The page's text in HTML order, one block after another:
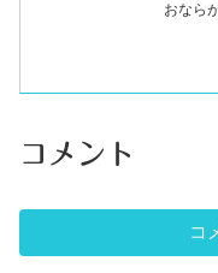
おなら
コメント
コ